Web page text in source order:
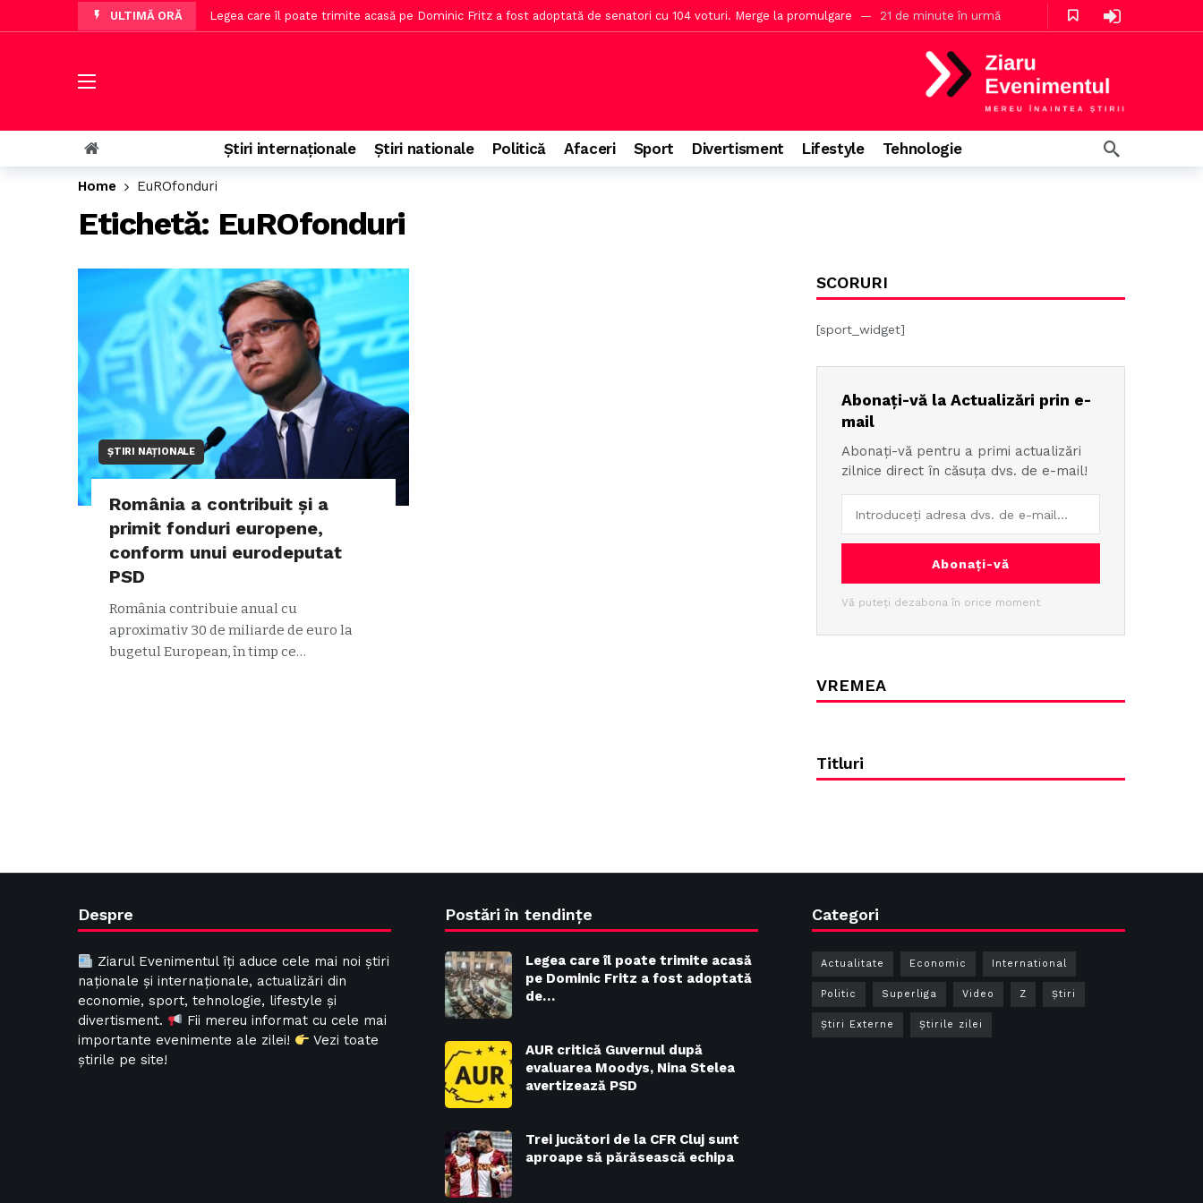
ULTIMĂ ORĂ Legea care îl poate trimite acasă pe Dominic Fritz a fost adoptată de senatori cu 104 voturi. Merge la promulgare 21 de minute în urmă
Legea Biodiversităţii a fost adoptată cu 177 de voturi în Camera Deputaților 3 ore în urmă
Alexandru Nazare afirmă că evaluarea Moody’s recunoaște eforturile Guvernului 3 ore în urmă
Insula din Italia, faimoasă după Christopher Nolan, încearcă să evite haosul
Titluri de stat Tezaur 2026: perioada de depunere și dobânzile neimpozabile
Alex Dobre își alege traseul pentru viitor
Știri internaționale Știri nationale Politică Afaceri Sport Divertisment Lifestyle Tehnologie
Home EuROfonduri
Etichetă: EuROfonduri
ȘTIRI NAȚIONALE
România a contribuit și a
primit fonduri europene,
conform unui eurodeputat
PSD
România contribuie anual cu
aproximativ 30 de miliarde de euro la
bugetul European, în timp ce…
SCORURI
[sport_widget]
Abonați-vă la Actualizări prin e-
mail
Abonați-vă pentru a primi actualizări
zilnice direct în căsuța dvs. de e-mail!
Abonați-vă
Vă puteți dezabona în orice moment
VREMEA
Titluri
Despre
Ziarul Evenimentul îți aduce cele mai noi știri
naționale și internaționale, actualizări din
economie, sport, tehnologie, lifestyle și
divertisment.
Fii mereu informat cu cele mai
importante evenimente ale zilei!
Vezi toate
știrile pe site!
Postări în tendințe
Legea care îl poate trimite acasă
pe Dominic Fritz a fost adoptată
de…
AUR critică Guvernul după
evaluarea Moodys, Nina Stelea
avertizează PSD
Trei jucători de la CFR Cluj sunt
aproape să părăsească echipa
Categori
Actualitate Economic International
Politic Superliga Video Z Ştiri
Știri Externe Știrile zilei